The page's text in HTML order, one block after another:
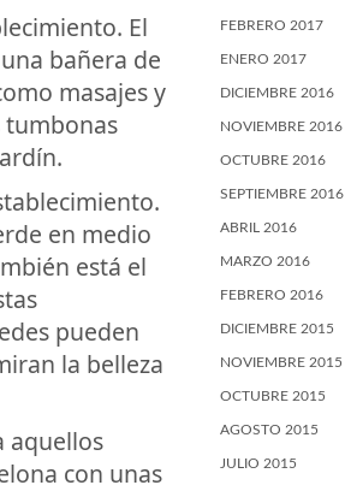
El
bañera de
masajes y
tumbonas
en medio
está el
pueden
la belleza
aquellos
con unas
FEBRERO 2017
ENERO 2017
DICIEMBRE 2016
NOVIEMBRE 2016
OCTUBRE 2016
SEPTIEMBRE 2016
ABRIL 2016
MARZO 2016
FEBRERO 2016
DICIEMBRE 2015
NOVIEMBRE 2015
OCTUBRE 2015
AGOSTO 2015
JULIO 2015